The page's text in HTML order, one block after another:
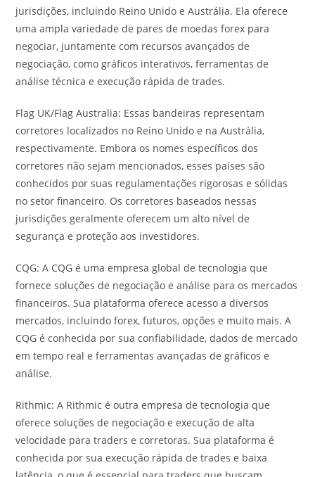
jurisdições, incluindo Reino Unido e Austrália. Ela oferece
uma ampla variedade de pares de moedas forex para
negociar, juntamente com recursos avançados de
negociação, como gráficos interativos, ferramentas de
análise técnica e execução rápida de trades.
Flag UK/Flag Australia: Essas bandeiras representam
corretores localizados no Reino Unido e na Austrália,
respectivamente. Embora os nomes específicos dos
corretores não sejam mencionados, esses países são
conhecidos por suas regulamentações rigorosas e sólidas
no setor financeiro. Os corretores baseados nessas
jurisdições geralmente oferecem um alto nível de
segurança e proteção aos investidores.
CQG: A CQG é uma empresa global de tecnologia que
fornece soluções de negociação e análise para os mercados
financeiros. Sua plataforma oferece acesso a diversos
mercados, incluindo forex, futuros, opções e muito mais. A
CQG é conhecida por sua confiabilidade, dados de mercado
em tempo real e ferramentas avançadas de gráficos e
análise.
Rithmic: A Rithmic é outra empresa de tecnologia que
oferece soluções de negociação e execução de alta
velocidade para traders e corretoras. Sua plataforma é
conhecida por sua execução rápida de trades e baixa